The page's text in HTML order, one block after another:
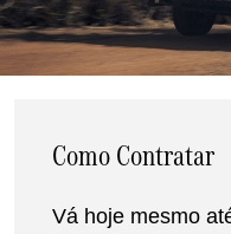
Como Contratar
Vá hoje mesmo